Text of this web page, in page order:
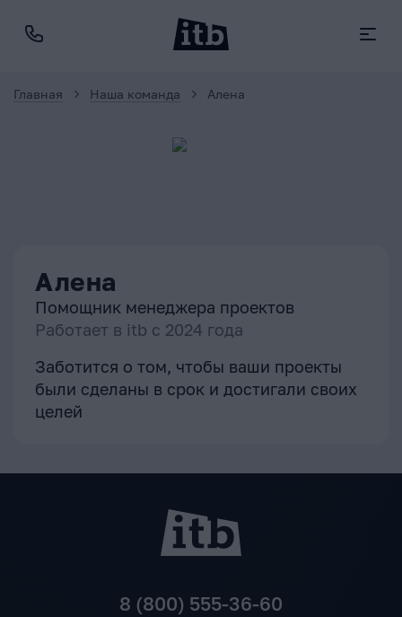
Главная Наша команда Алена
Алена
Помощник менеджера проектов
Работает в itb с 2024 года
Заботится о том, чтобы ваши проекты
были сделаны в срок и достигали своих
целей
8 (800) 555-36-60